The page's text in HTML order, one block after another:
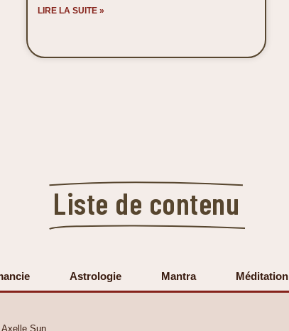
LIRE LA SUITE »
Liste de contenu
Astrologie Mantra Méditation
Sun